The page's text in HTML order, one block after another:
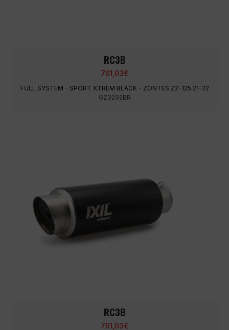
RC3B
761,03€
FULL SYSTEM - SPORT XTREM BLACK - ZONTES Z2-125 21-22
GZ3292BR
RC3B
761,03€